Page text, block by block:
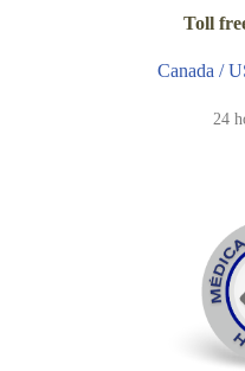
Toll
Canada /
24